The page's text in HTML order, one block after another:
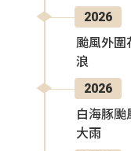
2026
颱風外圍
浪
2026
白海豚颱
大雨